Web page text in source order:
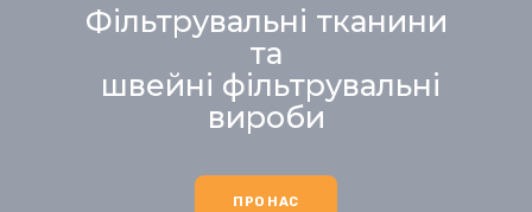
Фільтрувальні тканини
та
швейні фільтрувальні
вироби
ПРО НАС